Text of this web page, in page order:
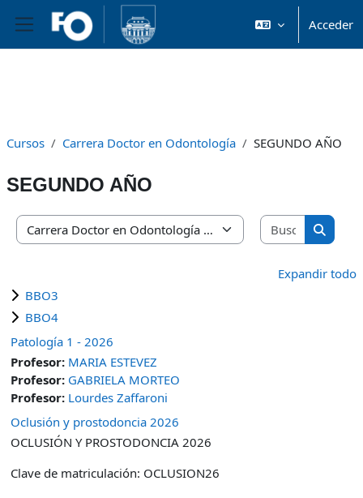
Panel lateral
Acceder
Cursos Carrera Doctor en Odontología SEGUNDO AÑO
SEGUNDO AÑO
Categorías
Buscar
Buscar
Expandir todo
BBO3
BBO4
Patología 1 - 2026
Profesor: MARIA ESTEVEZ
Profesor: GABRIELA MORTEO
Profesor: Lourdes Zaffaroni
Oclusión y prostodoncia 2026
OCLUSIÓN Y PROSTODONCIA 2026
Clave de matriculación: OCLUSION26